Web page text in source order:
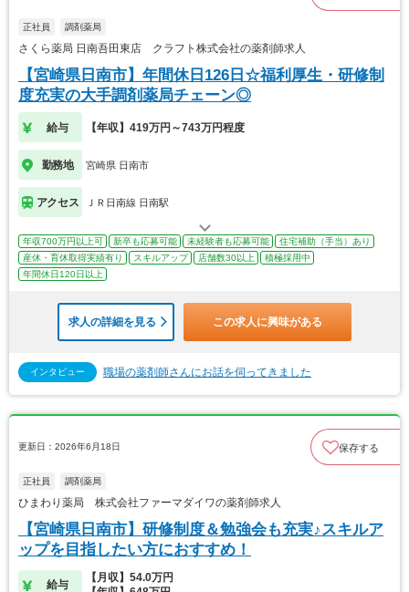
正社員 調剤薬局
さくら薬局 日南吾田東店 クラフト株式会社の薬剤師求人
【宮崎県日南市】年間休日126日☆福利厚生・研修制
度充実の大手調剤薬局チェーン◎
給与 【年収】419万円～743万円程度
勤務地 宮崎県 日南市
アクセス ＪＲ日南線 日南駅
年収700万円以上可 新卒も応募可能 未経験者も応募可能
住宅補助（手当）あり
産休・育休取得実績有り
スキルアップ 店舗数30以上
積極採用中
年間休日120日以上
求人の詳細を見る この求人に興味がある
インタビュー 職場の薬剤師さんにお話を伺ってきました
更新日：2026年6月18日 保存する
正社員 調剤薬局
ひまわり薬局 株式会社ファーマダイワの薬剤師求人
【宮崎県日南市】研修制度＆勉強会も充実♪スキルア
ップを目指したい方におすすめ！
給与
【月収】54.0万円